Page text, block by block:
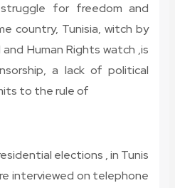
for freedom and
country, Tunisia, witch by
Human Rights watch ,is
a lack of political
to the rule of
elections , in Tunis
interviewed on telephone